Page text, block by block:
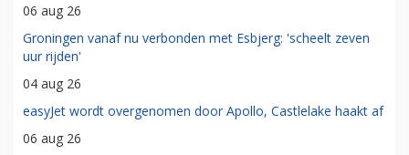
06 aug 26
Groningen vanaf nu verbonden met Esbjerg: 'scheelt zeven
uur rijden'
04 aug 26
easyJet wordt overgenomen door Apollo, Castlelake haakt af
06 aug 26